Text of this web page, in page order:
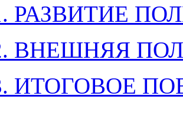
РАЗВИТИЕ
ВНЕШНЯЯ
ИТОГОВОЕ